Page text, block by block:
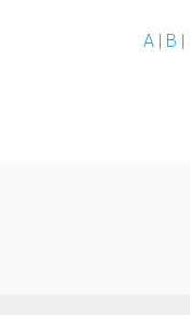
A | B |